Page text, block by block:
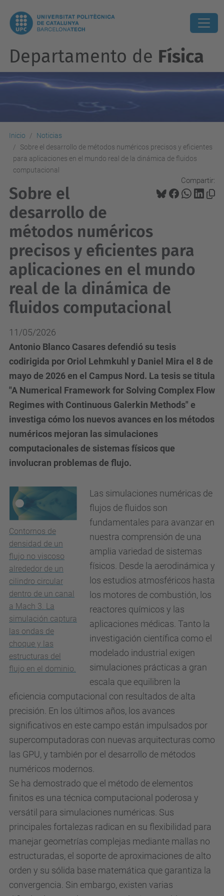
Departamento de Física
Inicio
Noticias
Sobre el desarrollo de métodos numéricos precisos y eficientes
para aplicaciones en el mundo real de la dinámica de fluidos
computacional
Compartir:
Sobre el
desarrollo de
métodos numéricos
precisos y eficientes para
aplicaciones en el mundo
real de la dinámica de
fluidos computacional
11/05/2026
Antonio Blanco Casares defendió su tesis
codirigida por Oriol Lehmkuhl y Daniel Mira el 8 de
mayo de 2026 en el Campus Nord. La tesis se titula
"A Numerical Framework for Solving Complex Flow
Regimes with Continuous Galerkin Methods" e
investiga cómo los nuevos avances en los métodos
numéricos mejoran las simulaciones
computacionales de sistemas físicos que
involucran problemas de flujo.
Contornos de
densidad de un
flujo no viscoso
alrededor de un
cilindro circular
dentro de un canal
a Mach 3. La
simulación captura
las ondas de
choque y las
estructuras del
flujo en el dominio.
Las simulaciones numéricas de
flujos de fluidos son
fundamentales para avanzar en
nuestra comprensión de una
amplia variedad de sistemas
físicos. Desde la aerodinámica y
los estudios atmosféricos hasta
los motores de combustión, los
reactores químicos y las
aplicaciones médicas. Tanto la
investigación científica como el
modelado industrial exigen
simulaciones prácticas a gran
escala que equilibren la
eficiencia computacional con resultados de alta
precisión. En los últimos años, los avances
significativos en este campo están impulsados por
supercomputadoras con nuevas arquitecturas como
las GPU, y también por el desarrollo de métodos
numéricos modernos.
Se ha demostrado que el método de elementos
finitos es una técnica computacional poderosa y
versátil para simulaciones numéricas. Sus
principales fortalezas radican en su flexibilidad para
manejar geometrías complejas mediante mallas no
estructuradas, el soporte de aproximaciones de alto
orden y su sólida base matemática que garantiza la
convergencia. Sin embargo, existen varias